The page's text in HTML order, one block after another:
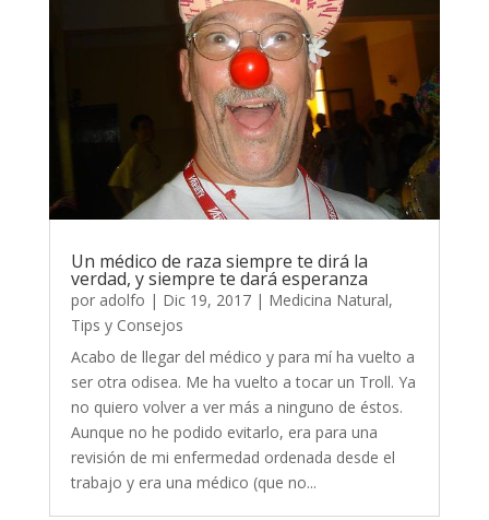
Un médico de raza siempre te dirá la
verdad, y siempre te dará esperanza
por adolfo | Dic 19, 2017| Medicina Natural,
Tips y Consejos
Acabo de llegar del médico y para mí ha vuelto a
ser otra odisea. Me ha vuelto a tocar un Troll. Ya
no quiero volver a ver más a ninguno de éstos.
Aunque no he podido evitarlo, era para una
revisión de mi enfermedad ordenada desde el
trabajo y era una médico (que no...